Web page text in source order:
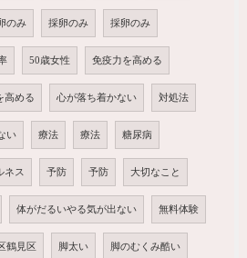
のみ 採卵のみ 採卵のみ
50歳女性 免疫力を高める
高める 心が落ち着かない 対処法
い 療法 療法 糖尿病
ネス 予防 予防 大切なこと
体がだるいやる気が出ない 無料体験
鶴見区 脚太い 脚のむくみ酷い